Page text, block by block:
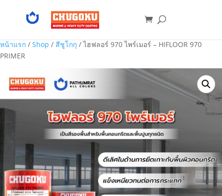
หน้าแรก / Shop / สีชูโกกุ / ไฮฟลอร์ 970 ไพร์เมอร์ – HIFLOOR 970
PRIMER